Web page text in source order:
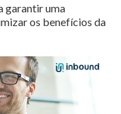
garantir uma
os benefícios da